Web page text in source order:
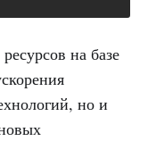
на базе
но и